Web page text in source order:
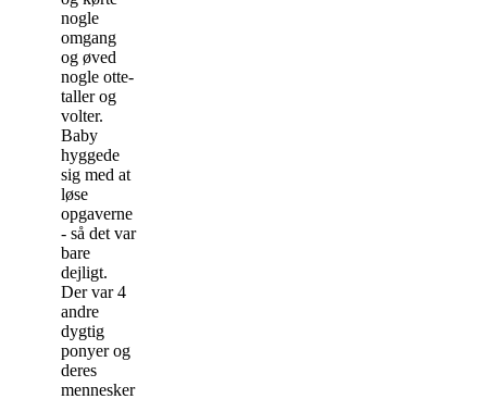
nogle
omgang
og øved
nogle otte-
taller og
volter.
Baby
hyggede
sig med at
løse
opgaverne
- så det var
bare
dejligt.
Der var 4
andre
dygtig
ponyer og
deres
mennesker